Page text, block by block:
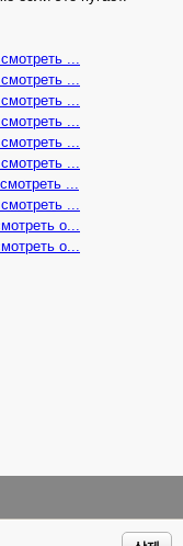
...
...
...
...
...
...
...
...
о...
о...